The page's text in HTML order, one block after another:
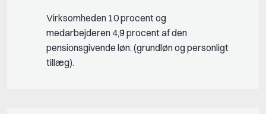
Virksomheden 10 procent og
medarbejderen 4,9 procent af den
pensionsgivende løn. (grundløn og personligt
tillæg).